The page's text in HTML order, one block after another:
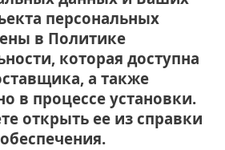
персональных
в Политике
которая доступна
а также
в процессе установки.
открыть ее из справки